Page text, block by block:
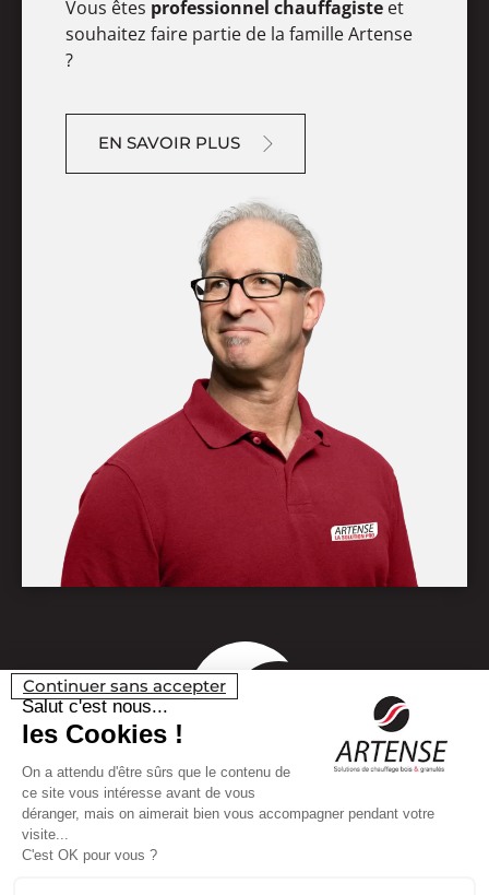
Vous êtes professionnel chauffagiste et
souhaitez faire partie de la famille Artense
?
EN SAVOIR PLUS
Continuer sans accepter
Salut c'est nous...
les Cookies !
On a attendu d'être sûrs que le contenu de
ce site vous intéresse avant de vous
déranger, mais on aimerait bien vous accompagner pendant votre
visite...
C'est OK pour vous ?